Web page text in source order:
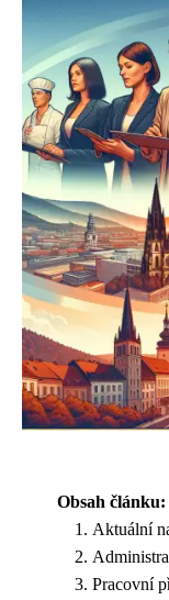
Obsah článku:
Aktuální
Pracovní